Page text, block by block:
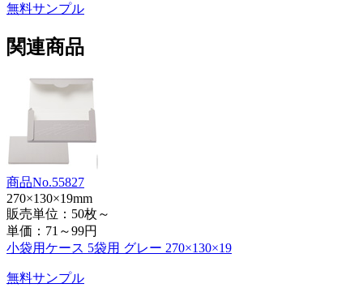
無料サンプル
関連商品
商品No.55827
270×130×19mm
販売単位：50枚～
単価： 71～99円
小袋用ケース 5袋用 グレー 270×130×19
無料サンプル